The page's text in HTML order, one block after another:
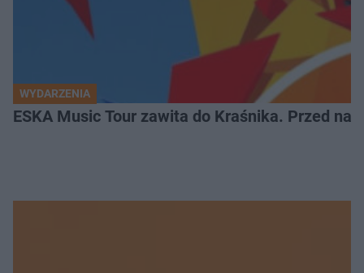
WYDARZENIA
ESKA Music Tour zawita do Kraśnika. Przed